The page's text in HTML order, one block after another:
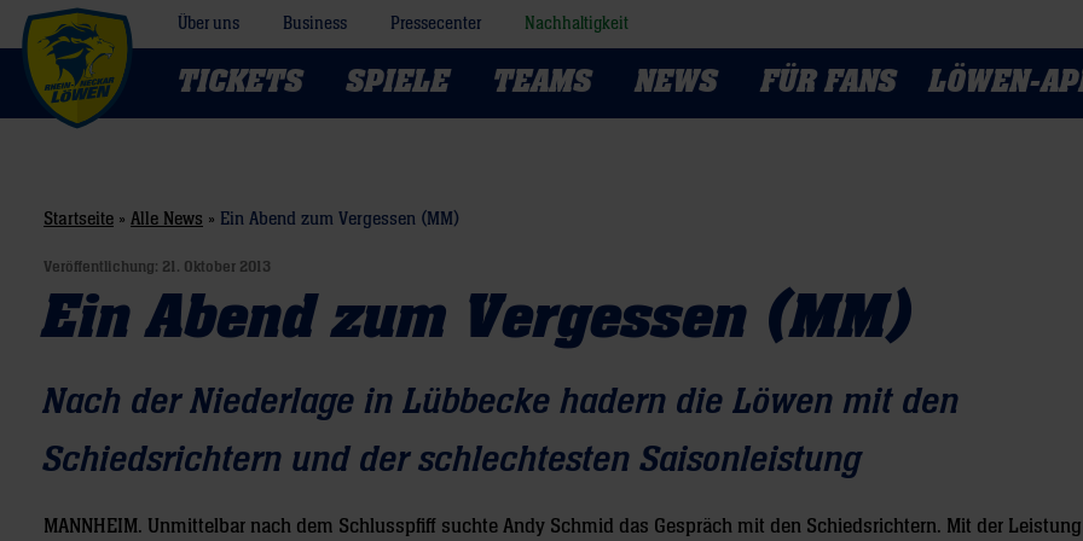
Über uns Business Pressecenter Nachhaltigkeit
TICKETS SPIELE TEAMS NEWS FÜR FANS LÖWEN-
Startseite » Alle News » Ein Abend zum Vergessen (MM)
Veröffentlichung: 21. Oktober 2013
Ein Abend zum Vergessen (MM)
Nach der Niederlage in Lübbecke hadern die Löwen mit den
Schiedsrichtern und der schlechtesten Saisonleistung
MANNHEIM. Unmittelbar nach dem Schlusspfiff suchte Andy Schmid das Gespräch mit den Schiedsrichtern. Mit der